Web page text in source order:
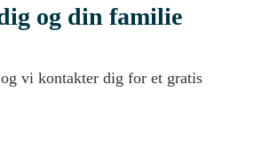
og din familie
vi kontakter dig for et gratis